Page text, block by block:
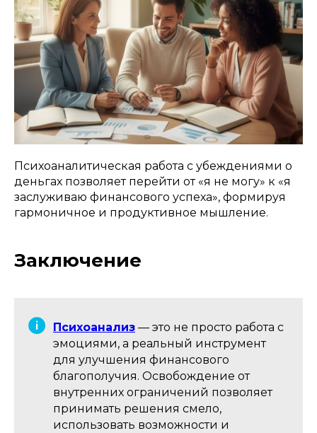
Психоаналитическая работа с убеждениями о
деньгах позволяет перейти от «я не могу» к «я
заслуживаю финансового успеха», формируя
гармоничное и продуктивное мышление.
Заключение
Психоанализ — это не просто работа с
эмоциями, а реальный инструмент
для улучшения финансового
благополучия. Освобождение от
внутренних ограничений позволяет
принимать решения смело,
использовать возможности и